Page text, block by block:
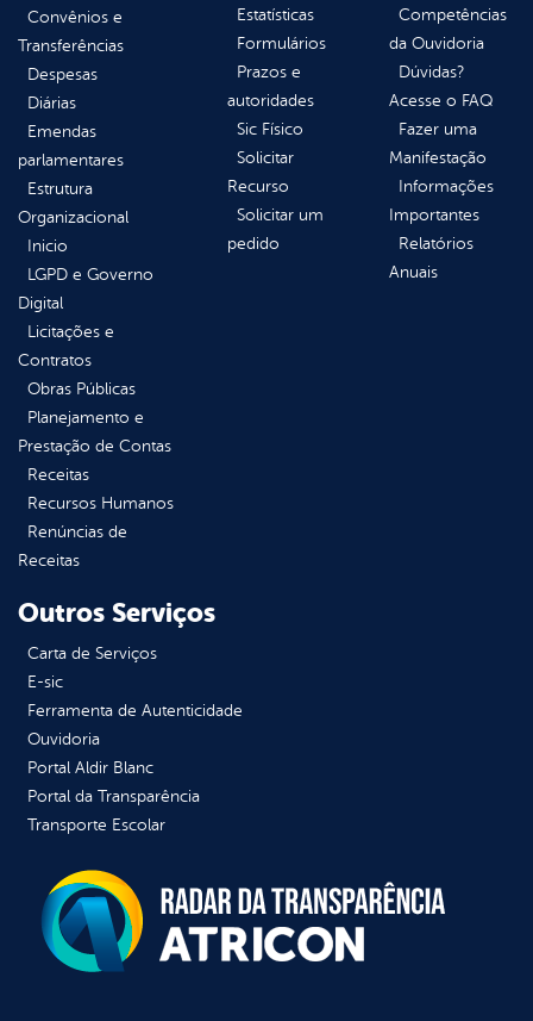
Convênios e
Transferências
Despesas
Diárias
Emendas
parlamentares
Estrutura
Organizacional
Inicio
LGPD e Governo
Digital
Licitações e
Contratos
Obras Públicas
Planejamento e
Prestação de Contas
Receitas
Recursos Humanos
Renúncias de
Receitas
Estatísticas
Formulários
Prazos e
autoridades
Sic Físico
Solicitar
Recurso
Solicitar um
pedido
Competências
da Ouvidoria
Dúvidas?
Acesse o FAQ
Fazer uma
Manifestação
Informações
Importantes
Relatórios
Anuais
Outros Serviços
Carta de Serviços
E-sic
Ferramenta de Autenticidade
Ouvidoria
Portal Aldir Blanc
Portal da Transparência
Transporte Escolar